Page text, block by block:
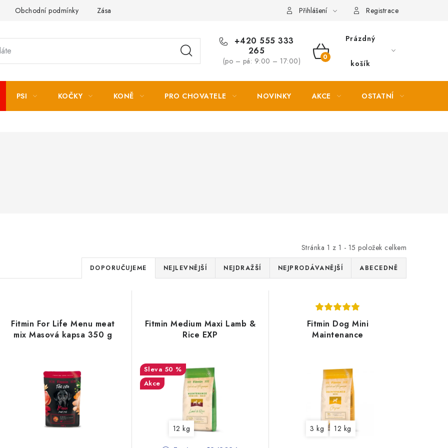
Obchodní podmínky Zásady zpracování osobních údajů Přihlášení Registrace
+420 555 333
265
(po – pá: 9:00 – 17:00)
NÁKUPNÍ
Prázdný
košík
PSI KOČKY KONĚ PRO CHOVATELE NOVINKY AKCE OSTATNÍ
Stránka 1 z 1 - 15 položek celkem
Ř
a
e
n
p
DOPORUČUJEME NEJLEVNĚJŠÍ NEJDRAŽŠÍ NEJPRODÁVANĚJŠÍ ABECEDNĚ
Fitmin For Life Menu meat
mix Masová kapsa 350 g
Fitmin Medium Maxi Lamb &
Rice EXP
50 %
Akce
12 kg
Fitmin Dog Mini
Maintenance
3 kg 12 kg